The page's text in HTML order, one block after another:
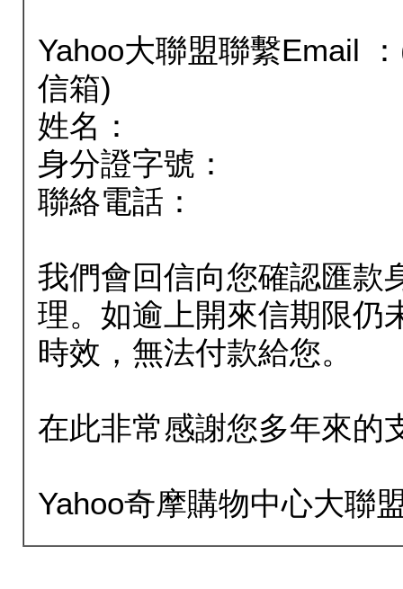
Yahoo大聯盟聯繫Email
信箱)
姓名：
身分證字號：
聯絡電話：
我們會回信向您確認匯款
理。如逾上開來信期限仍
時效，無法付款給您。
在此非常感謝您多年來的
Yahoo奇摩購物中心大